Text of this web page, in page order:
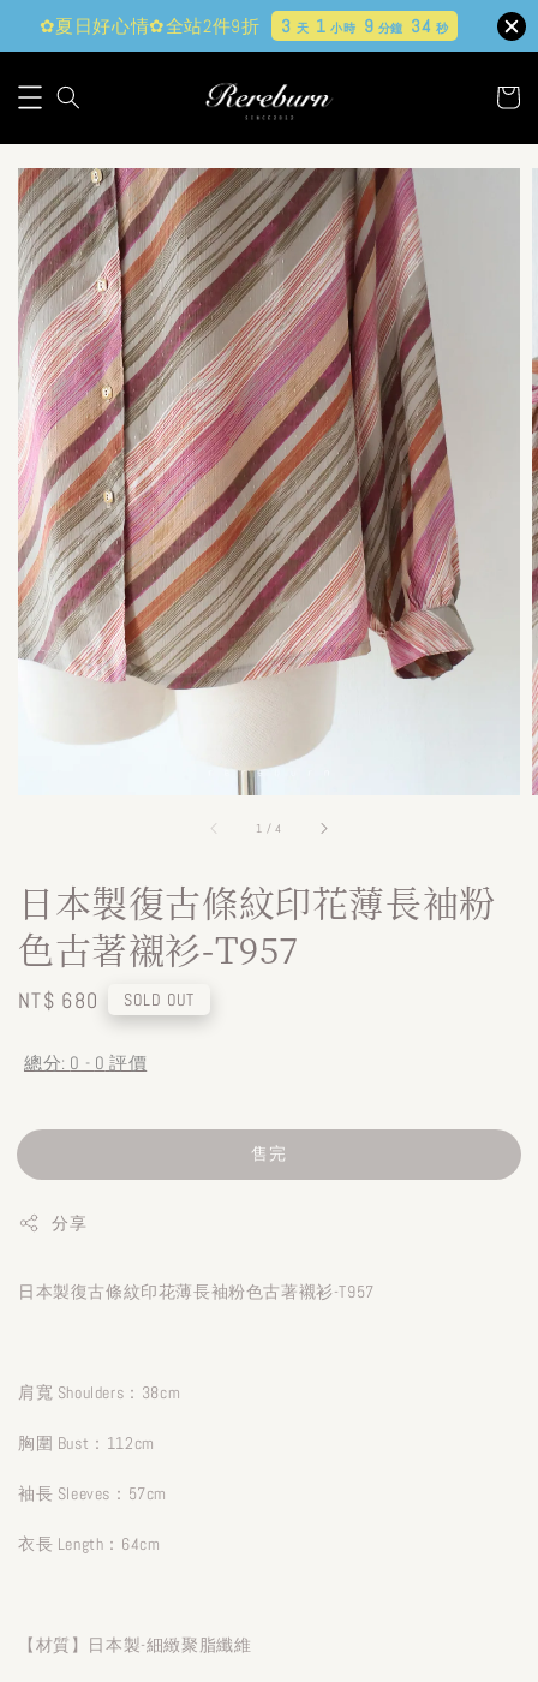
✿夏日好心情✿全站2件9折 3 天 1小時 9 分鐘 33 秒
1 /4
日本製復古條紋印花薄長袖粉
色古著襯衫-T957
Regular
NT$ 680 SOLD OUT
總分: 0 - 0 評價
售完
分享
日本製復古條紋印花薄長袖粉色古著襯衫-T957
肩寬 Shoulders：38cm
胸圍 Bust：112cm
袖長 Sleeves：57cm
衣長 Length：64cm
【材質】日本製-細緻聚脂纖維